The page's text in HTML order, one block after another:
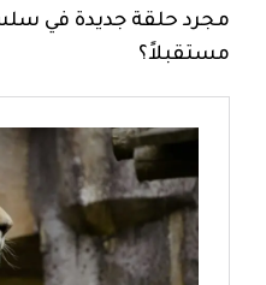
مجرد حلقة جديدة في
مستقبلاً؟